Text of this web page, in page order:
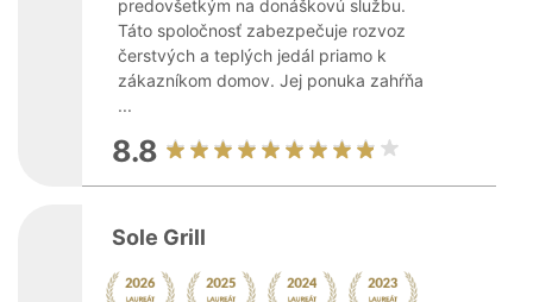
predovšetkým na donáškovú službu.
Táto spoločnosť zabezpečuje rozvoz
čerstvých a teplých jedál priamo k
zákazníkom domov. Jej ponuka zahŕňa
...
8.8
Sole Grill